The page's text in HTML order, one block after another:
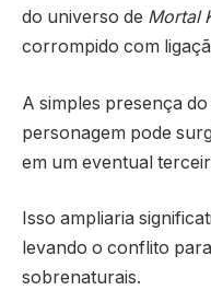
do universo de Mortal
corrompido com
A simples presença
personagem pode
em um eventual
Isso ampliaria
levando o conflito
sobrenaturais.